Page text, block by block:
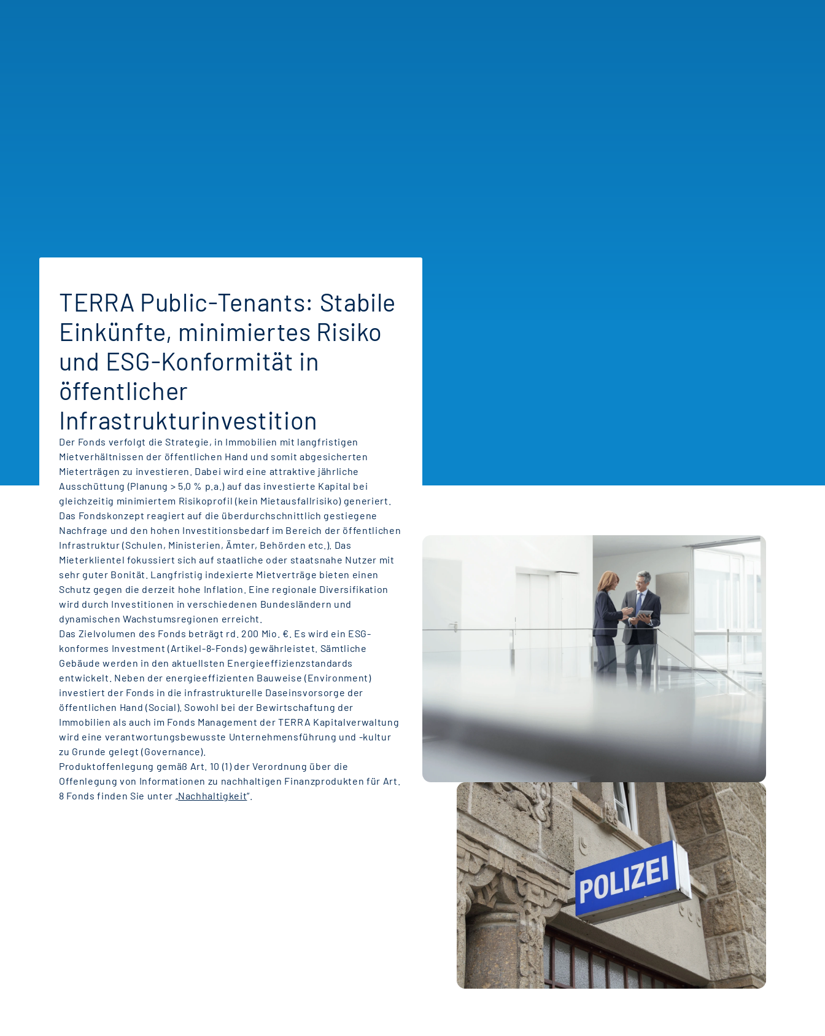
TERRA Public-Tenants: Stabile
Einkünfte, minimiertes Risiko
und ESG-Konformität in
öffentlicher
Infrastrukturinvestition
Der Fonds verfolgt die Strategie, in Immobilien mit langfristigen
Mietverhältnissen der öffentlichen Hand und somit abgesicherten
Mieterträgen zu investieren. Dabei wird eine attraktive jährliche
Ausschüttung (Planung > 5,0 % p.a.) auf das investierte Kapital bei
gleichzeitig minimiertem Risikoprofil (kein Mietausfallrisiko) generiert.
Das Fondskonzept reagiert auf die überdurchschnittlich gestiegene
Nachfrage und den hohen Investitionsbedarf im Bereich der öffentlichen
Infrastruktur (Schulen, Ministerien, Ämter, Behörden etc.). Das
Mieterklientel fokussiert sich auf staatliche oder staatsnahe Nutzer mit
sehr guter Bonität. Langfristig indexierte Mietverträge bieten einen
Schutz gegen die derzeit hohe Inflation. Eine regionale Diversifikation
wird durch Investitionen in verschiedenen Bundesländern und
dynamischen Wachstumsregionen erreicht.
Das Zielvolumen des Fonds beträgt rd. 200 Mio. €. Es wird ein ESG-
konformes Investment (Artikel-8-Fonds) gewährleistet. Sämtliche
Gebäude werden in den aktuellsten Energieeffizienzstandards
entwickelt. Neben der energieeffizienten Bauweise (Environment)
investiert der Fonds in die infrastrukturelle Daseinsvorsorge der
öffentlichen Hand (Social). Sowohl bei der Bewirtschaftung der
Immobilien als auch im Fonds Management der TERRA Kapitalverwaltung
wird eine verantwortungsbewusste Unternehmensführung und -kultur
zu Grunde gelegt (Governance).
Produktoffenlegung gemäß Art. 10 (1) der Verordnung über die
Offenlegung von Informationen zu nachhaltigen Finanzprodukten für Art.
8 Fonds finden Sie unter „Nachhaltigkeit“.